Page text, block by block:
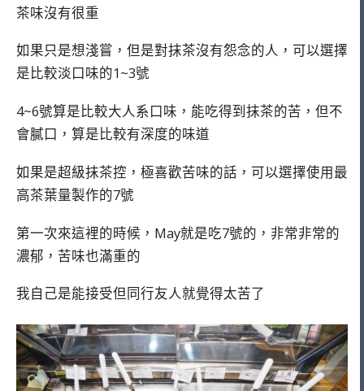
茶味沒有很重
如果只是想淺嘗，但是對抹茶沒有怨念的人，可以選擇
是比較淡口味的1~3號
4~6號算是比較大人系口味，能吃得到抹茶的苦，但不
會膩口，算是比較有深度的味道
如果是超級抹茶控，極喜歡苦味的話，可以選擇使用最
高茶葉量製作的7號
第一次來這裡的時候，May就是吃7號的，非常非常的
濃郁，苦味也滿重的
我自己是能接受但同行友人就覺得太苦了